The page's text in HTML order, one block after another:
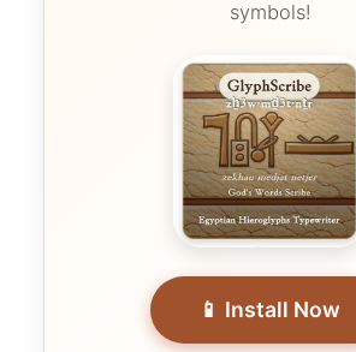
symbols!
📱 Install Now